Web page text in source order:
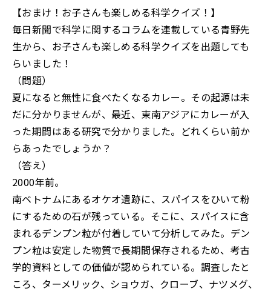
【おまけ！お子さんも楽しめる科学クイズ！】
毎日新聞で科学に関するコラムを連載している青野先
生から、お子さんも楽しめる科学クイズを出題しても
らいました！
（問題）
夏になると無性に食べたくなるカレー。その起源は未
だに分かりませんが、最近、東南アジアにカレーが入
った期間はある研究で分かりました。どれくらい前か
らあったでしょうか？
（答え）
2000年前。
南ベトナムにあるオケオ遺跡に、スパイスをひいて粉
にするための石が残っている。そこに、スパイスに含
まれるデンプン粒が付着していて分析してみた。デン
プン粒は安定した物質で長期間保存されるため、考古
学的資料としての価値が認められている。調査したと
ころ、ターメリック、ショウガ、クローブ、ナツメグ、